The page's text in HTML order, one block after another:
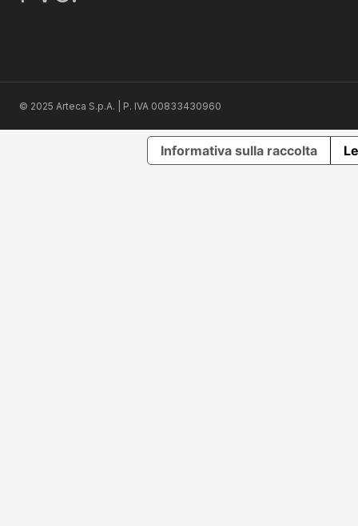
© 2025 Arteca S.p.A. | P. IVA 00833430960
Informativa sulla raccolta